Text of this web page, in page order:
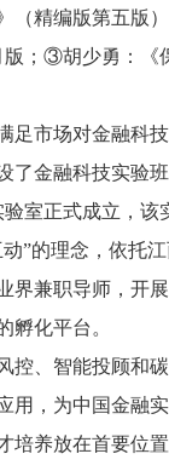
精编版第五版
；③胡少勇：
足市场对金融科
了金融科技实验
室正式成立，
”的理念，依托
界兼职导师，开
孵化平台。
控、智能投顾和
用，为中国金融
培养放在首要位